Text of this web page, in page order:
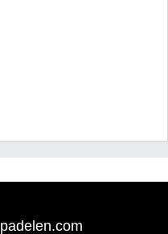
padelen.com